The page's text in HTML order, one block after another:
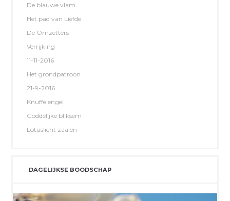
De blauwe vlam.
Het pad van Liefde
De Omzetters
Verrijking
11-11-2016
Het grondpatroon
21-9-2016
Knuffelengel
Goddelijke bliksem
Lotuslicht zaaien
DAGELIJKSE BOODSCHAP